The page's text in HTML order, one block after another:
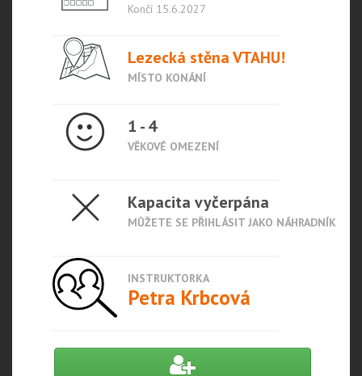
Končí 15.6.2027
Lezecká stěna VTAHU!
MÍSTO KONÁNÍ
1 - 4
VĚKOVÉ OMEZENÍ
Kapacita vyčerpána
MŮŽETE SE PŘIHLÁSIT JAKO NÁHRADNÍK
INSTRUKTORKA
Petra Krbcová